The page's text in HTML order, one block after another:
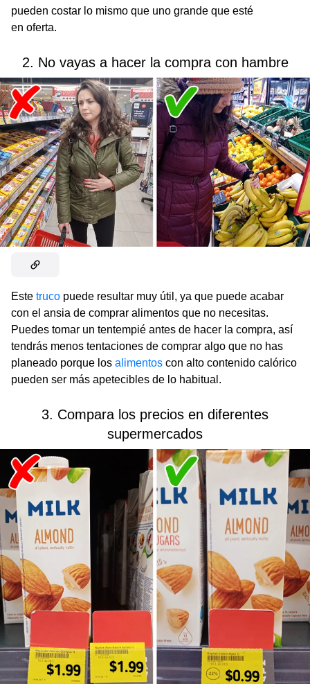
pueden costar lo mismo que uno grande que esté
en oferta.
2. No vayas a hacer la compra con hambre
Este truco puede resultar muy útil, ya que puede acabar
con el ansia de comprar alimentos que no necesitas.
Puedes tomar un tentempié antes de hacer la compra, así
tendrás menos tentaciones de comprar algo que no has
planeado porque los alimentos con alto contenido calórico
pueden ser más apetecibles de lo habitual.
3. Compara los precios en diferentes
supermercados